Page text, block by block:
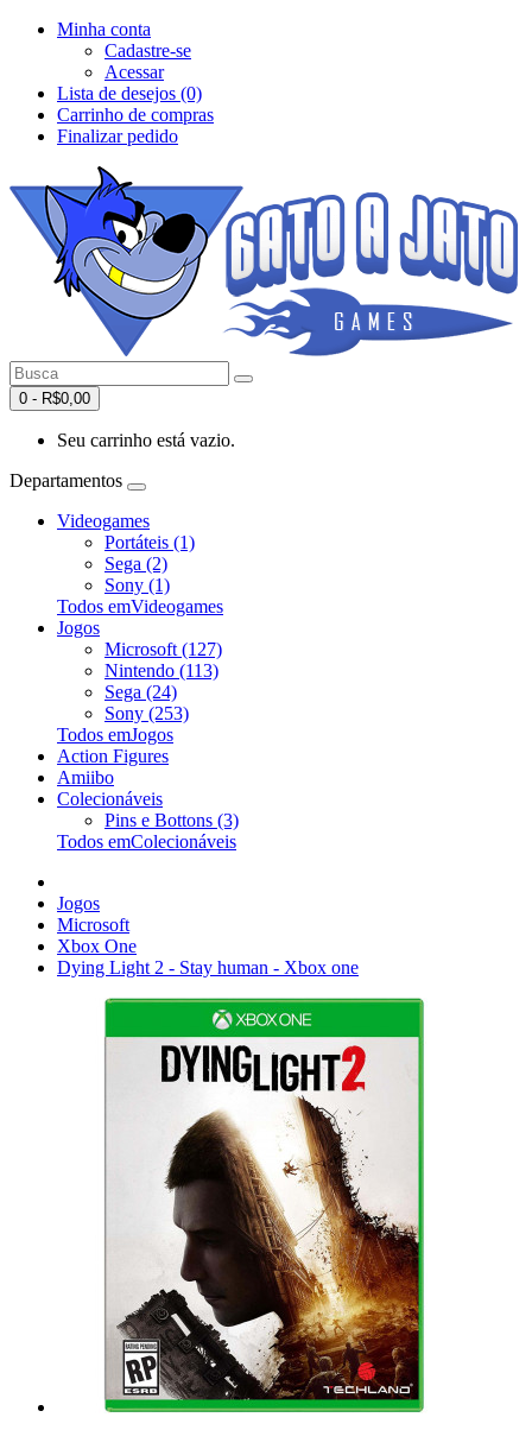
Minha conta
Cadastre-se
Acessar
Lista de desejos (0)
Carrinho de compras
Finalizar pedido
0 - R$0,00
Seu carrinho está vazio.
Departamentos
Videogames
Portáteis (1)
Sega (2)
Sony (1)
Todos emVideogames
Jogos
Microsoft (127)
Nintendo (113)
Sega (24)
Sony (253)
Todos emJogos
Action Figures
Amiibo
Colecionáveis
Pins e Bottons (3)
Todos emColecionáveis
Jogos
Microsoft
Xbox One
Dying Light 2 - Stay human - Xbox one